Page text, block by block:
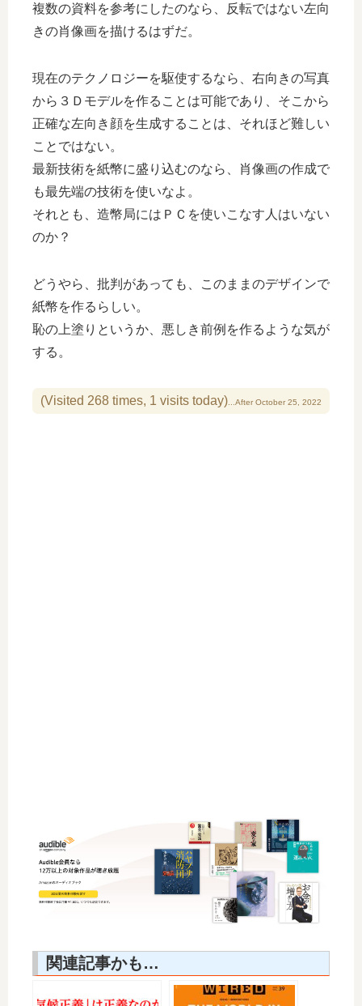
複数の資料を参考にしたのなら、反転ではない左向
きの肖像画を描けるはずだ。
現在のテクノロジーを駆使するなら、右向きの写真
から３Ｄモデルを作ることは可能であり、そこから
正確な左向き顔を生成することは、それほど難しい
ことではない。
最新技術を紙幣に盛り込むのなら、肖像画の作成で
も最先端の技術を使いなよ。
それとも、造幣局にはＰＣを使いこなす人はいない
のか？
どうやら、批判があっても、このままのデザインで
紙幣を作るらしい。
恥の上塗りというか、悪しき前例を作るような気が
する。
(Visited 268 times, 1 visits today)
関連記事かも…